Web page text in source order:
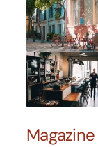
Magazine